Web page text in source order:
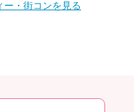
ー・街コンを見る